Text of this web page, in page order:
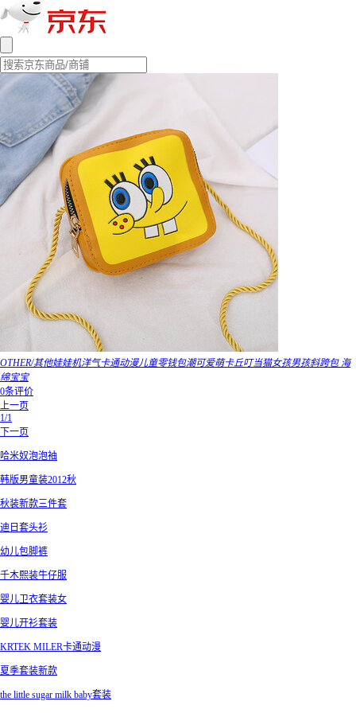
OTHER/其他娃娃机洋气卡通动漫儿童零钱包潮可爱萌卡丘叮当猫女孩男孩斜跨包 海
绵宝宝
0条评价
上一页
1/1
下一页
哈米奴泡泡袖
韩版男童装2012秋
秋装新款三件套
迪日套头衫
幼儿包脚裤
千木熙装牛仔服
婴儿卫衣套装女
婴儿开衫套装
KRTEK MILER卡通动漫
夏季套装新款
the little sugar milk baby套装